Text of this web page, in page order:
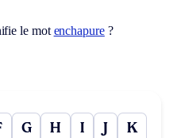
le motenchapure?
G H I J K